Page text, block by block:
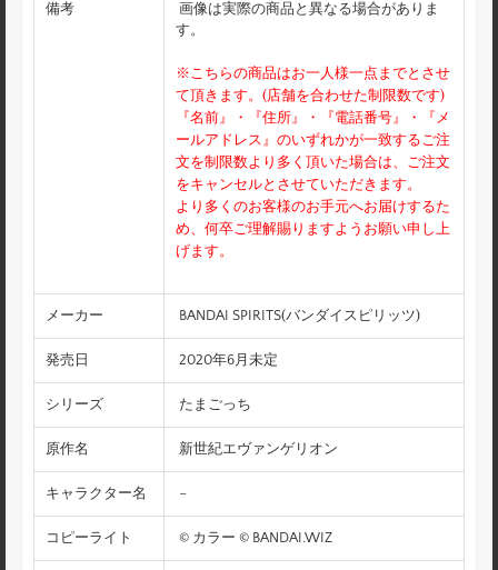
備考
画像は実際の商品と異なる場合がありま
す。
※こちらの商品はお一人様一点までとさせ
て頂きます。(店舗を合わせた制限数です)
『名前』・『住所』・『電話番号』・『メ
ールアドレス』のいずれかが一致するご注
文を制限数より多く頂いた場合は、ご注文
をキャンセルとさせていただきます。
より多くのお客様のお手元へお届けするた
め、何卒ご理解賜りますようお願い申し上
げます。
メーカー BANDAI SPIRITS(バンダイスピリッツ)
発売日 2020年6月未定
シリーズ たまごっち
原作名 新世紀エヴァンゲリオン
キャラクター名 –
コピーライト © カラー © BANDAI.WIZ